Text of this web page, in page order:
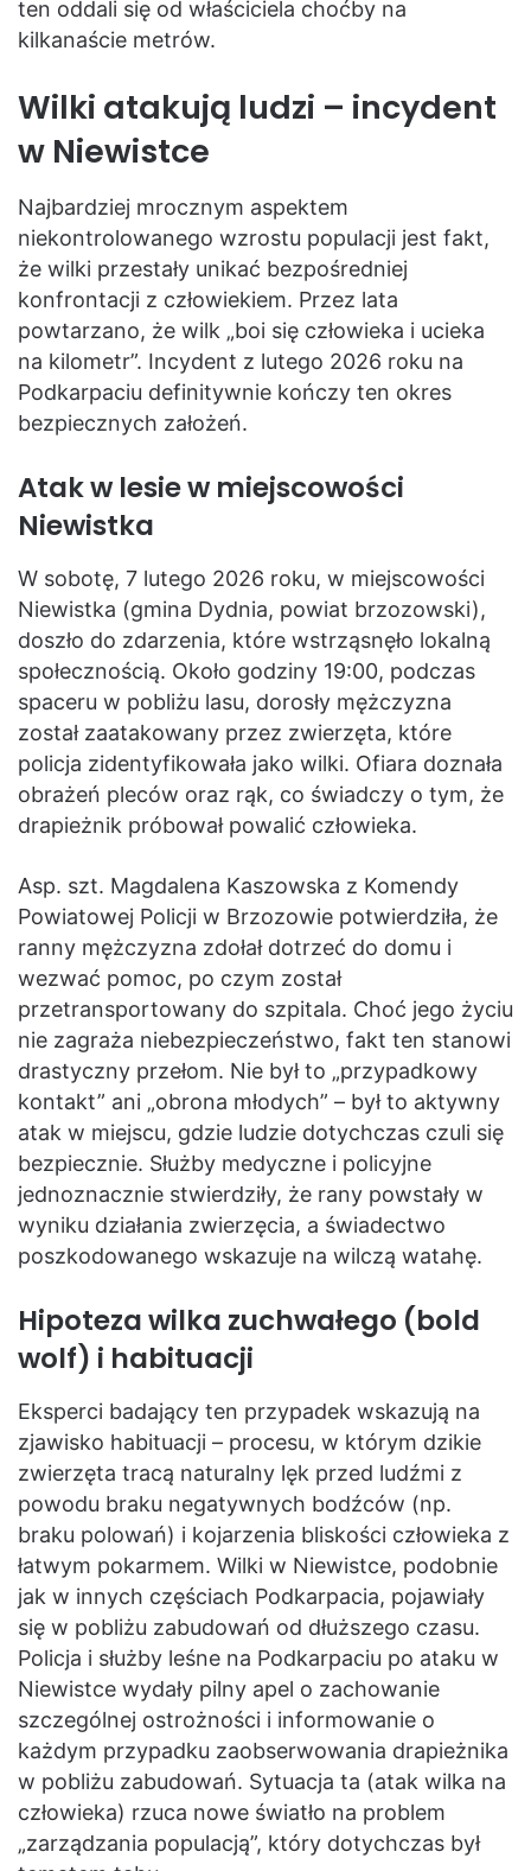
ten oddali się od właściciela choćby na
kilkanaście metrów.
Wilki atakują ludzi – incydent
w Niewistce
Najbardziej mrocznym aspektem
niekontrolowanego wzrostu populacji jest fakt,
że wilki przestały unikać bezpośredniej
konfrontacji z człowiekiem. Przez lata
powtarzano, że wilk „boi się człowieka i ucieka
na kilometr”. Incydent z lutego 2026 roku na
Podkarpaciu definitywnie kończy ten okres
bezpiecznych założeń.
Atak w lesie w miejscowości
Niewistka
W sobotę, 7 lutego 2026 roku, w miejscowości
Niewistka (gmina Dydnia, powiat brzozowski),
doszło do zdarzenia, które wstrząsnęło lokalną
społecznością. Około godziny 19:00, podczas
spaceru w pobliżu lasu, dorosły mężczyzna
został zaatakowany przez zwierzęta, które
policja zidentyfikowała jako wilki. Ofiara doznała
obrażeń pleców oraz rąk, co świadczy o tym, że
drapieżnik próbował powalić człowieka.
Asp. szt. Magdalena Kaszowska z Komendy
Powiatowej Policji w Brzozowie potwierdziła, że
ranny mężczyzna zdołał dotrzeć do domu i
wezwać pomoc, po czym został
przetransportowany do szpitala. Choć jego życiu
nie zagraża niebezpieczeństwo, fakt ten stanowi
drastyczny przełom. Nie był to „przypadkowy
kontakt” ani „obrona młodych” – był to aktywny
atak w miejscu, gdzie ludzie dotychczas czuli się
bezpiecznie. Służby medyczne i policyjne
jednoznacznie stwierdziły, że rany powstały w
wyniku działania zwierzęcia, a świadectwo
poszkodowanego wskazuje na wilczą watahę.
Hipoteza wilka zuchwałego (bold
wolf) i habituacji
Eksperci badający ten przypadek wskazują na
zjawisko habituacji – procesu, w którym dzikie
zwierzęta tracą naturalny lęk przed ludźmi z
powodu braku negatywnych bodźców (np.
braku polowań) i kojarzenia bliskości człowieka z
łatwym pokarmem. Wilki w Niewistce, podobnie
jak w innych częściach Podkarpacia, pojawiały
się w pobliżu zabudowań od dłuższego czasu.
Policja i służby leśne na Podkarpaciu po ataku w
Niewistce wydały pilny apel o zachowanie
szczególnej ostrożności i informowanie o
każdym przypadku zaobserwowania drapieżnika
w pobliżu zabudowań. Sytuacja ta (atak wilka na
człowieka) rzuca nowe światło na problem
„zarządzania populacją”, który dotychczas był